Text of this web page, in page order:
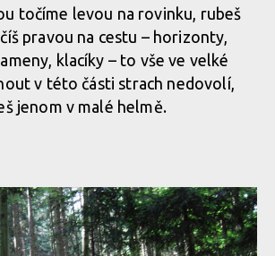
točíme levou na rovinku, rubeš
pravou na cestu – horizonty,
klacíky – to vše ve velké
v této části strach nedovolí,
jenom v malé helmě.